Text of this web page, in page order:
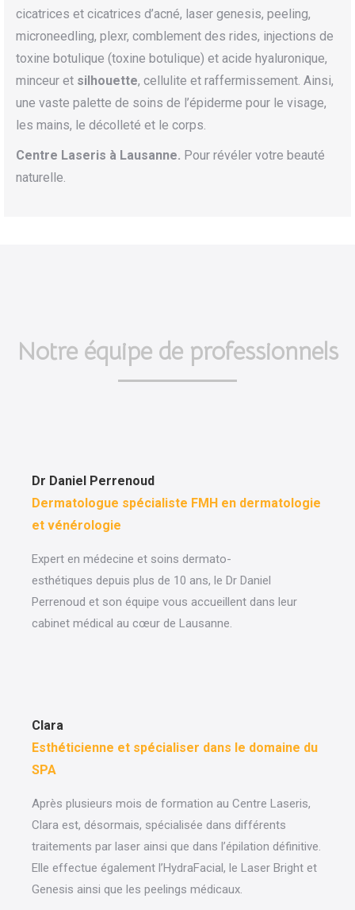
cicatrices et cicatrices d’acné, laser genesis, peeling,
microneedling, plexr, comblement des rides, injections de
toxine botulique (toxine botulique) et acide hyaluronique,
minceur et silhouette, cellulite et raffermissement. Ainsi,
une vaste palette de soins de l’épiderme pour le visage,
les mains, le décolleté et le corps.
Centre Laseris à Lausanne. Pour révéler votre beauté
naturelle.
Notre équipe de professionnels
Dr Daniel Perrenoud
Dermatologue spécialiste FMH en dermatologie
et vénérologie
Expert en médecine et soins dermato-
esthétiques depuis plus de 10 ans, le Dr Daniel
Perrenoud et son équipe vous accueillent dans leur
cabinet médical au cœur de Lausanne.
Clara
Esthéticienne et spécialiser dans le domaine du
SPA
Après plusieurs mois de formation au Centre Laseris,
Clara est, désormais, spécialisée dans différents
traitements par laser ainsi que dans l’épilation définitive.
Elle effectue également l’HydraFacial, le Laser Bright et
Genesis ainsi que les peelings médicaux.